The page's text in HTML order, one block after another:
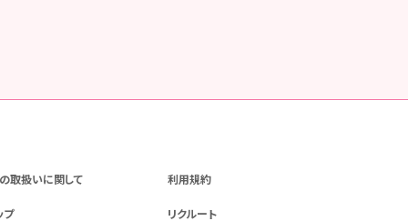
取扱いに関して 利用規約
プ リクルート